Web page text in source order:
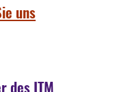
uns
des ITM